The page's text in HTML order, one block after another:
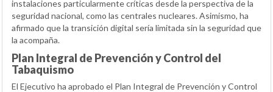
instalaciones particularmente críticas desde la perspectiva de la
seguridad nacional, como las centrales nucleares. Asimismo, ha
afirmado que la transición digital sería limitada sin la seguridad que
la acompaña.
Plan Integral de Prevención y Control del
Tabaquismo
El Ejecutivo ha aprobado el Plan Integral de Prevención y Control